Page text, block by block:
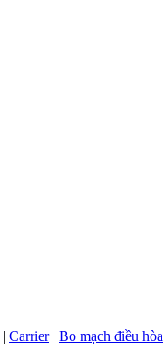
| Carrier| Bo mạch điều hòa